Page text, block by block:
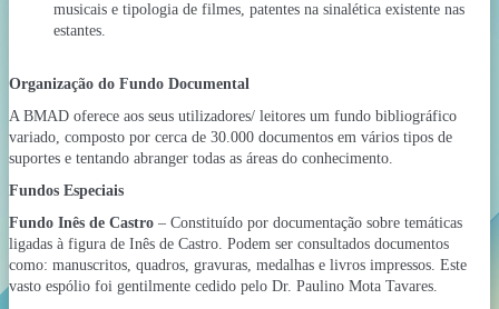
musicais e tipologia de filmes, patentes na sinalética existente nas
estantes.
Organização do Fundo Documental
A BMAD oferece aos seus utilizadores/ leitores um fundo bibliográfico
variado, composto por cerca de 30.000 documentos em vários tipos de
suportes e tentando abranger todas as áreas do conhecimento.
Fundos Especiais
Fundo Inês de Castro – Constituído por documentação sobre temáticas
ligadas à figura de Inês de Castro. Podem ser consultados documentos
como: manuscritos, quadros, gravuras, medalhas e livros impressos. Este
vasto espólio foi gentilmente cedido pelo Dr. Paulino Mota Tavares.